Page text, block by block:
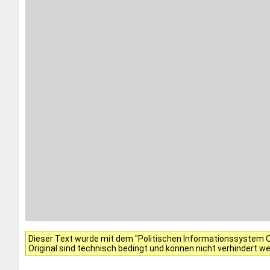
Dieser Text wurde mit dem "Politischen Informationssystem
Original sind technisch bedingt und können nicht verhindert